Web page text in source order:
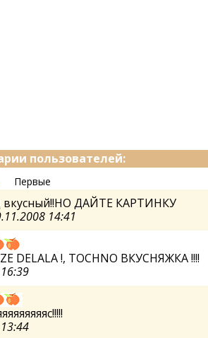
пользователей:
Первые
вкусный!!НО ДАЙТЕ КАРТИНКУ
14:41
DELALA !, TOCHNO ВКУСНЯЖКА !!!!